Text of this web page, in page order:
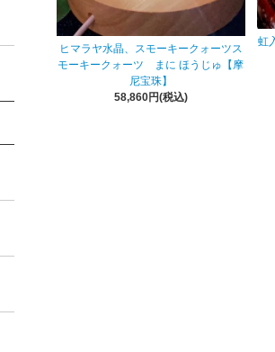
ヒマラヤ水晶、スモーキークォーツス
モーキークォーツ まに ほうじゅ【摩
尼宝珠】
58,860円(税込)
虹